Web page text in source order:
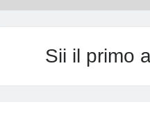
Sii il primo